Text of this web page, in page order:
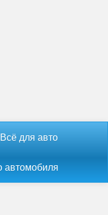
Всё для авто
автомобиля